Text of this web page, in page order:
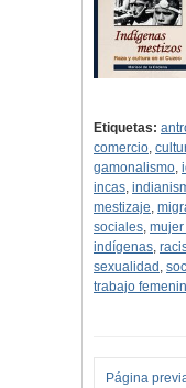
Etiquetas:
comercio,
gamonalismo,
incas,
mestizaje,
sociales,
indígenas,
sexualidad ,
trabajo
Página